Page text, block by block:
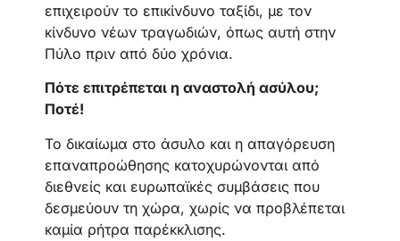
επιχειρούν το επικίνδυνο ταξίδι, με τον
κίνδυνο νέων τραγωδιών, όπως αυτή στην
Πύλο πριν από δύο χρόνια.
Πότε επιτρέπεται η αναστολή ασύλου;
Ποτέ!
Το δικαίωμα στο άσυλο και η απαγόρευση
επαναπροώθησης κατοχυρώνονται από
διεθνείς και ευρωπαϊκές συμβάσεις που
δεσμεύουν τη χώρα, χωρίς να προβλέπεται
καμία ρήτρα παρέκκλισης.